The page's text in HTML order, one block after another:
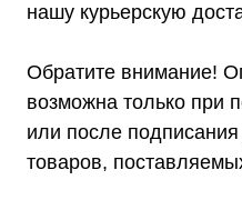
нашу курьерскую
Обратите внимание!
возможна только при
или после
товаров,